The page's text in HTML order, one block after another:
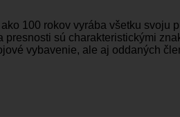
100 rokov vyrába všetku svoju
presnosti sú charakteristickými
vybavenie, ale aj oddaných